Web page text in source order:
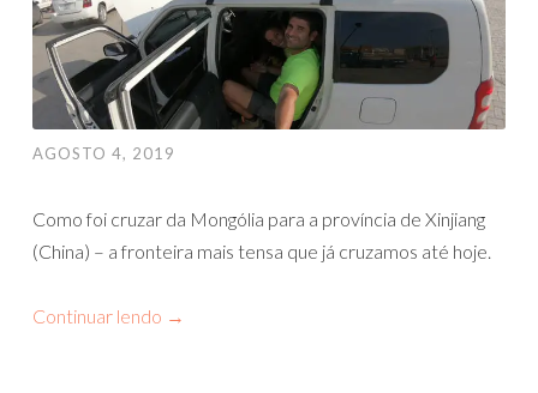
AGOSTO 4, 2019
Como foi cruzar da Mongólia para a província de Xinjiang
(China) – a fronteira mais tensa que já cruzamos até hoje.
Continuar lendo →